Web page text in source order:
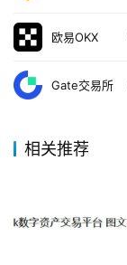
欧易OKX
Gate交易所
相关推荐